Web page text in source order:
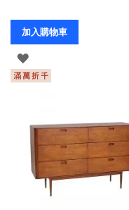
加入購物車
登
入